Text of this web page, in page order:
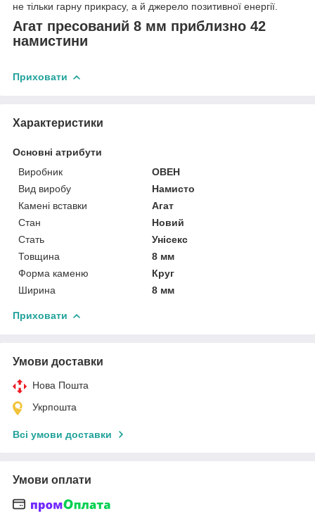
не тільки гарну прикрасу, а й джерело позитивної енергії.
Агат пресований 8 мм приблизно 42
намистини
Приховати
Характеристики
Основні атрибути
Виробник
ОВЕН
Вид виробу
Намисто
Камені вставки
Агат
Стан
Новий
Стать
Унісекс
Товщина
8 мм
Форма каменю
Круг
Ширина
8 мм
Приховати
Умови доставки
Нова Пошта
Укрпошта
Всі умови доставки
Умови оплати